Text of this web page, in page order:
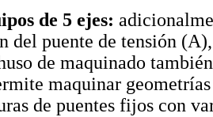
de 5 ejes:
del puente de tensión
de maquinado
maquinar
de puentes fijos con